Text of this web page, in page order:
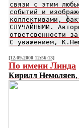
связи с этим
событий и
коллективами,
СЛУЧАЙНЫМИ.
ответсвенности
С уважением,
[12.09.2000 12:56:13]
По имени Линда
Кирилл Немоляев